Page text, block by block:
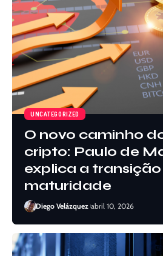
UNCATEGORIZED
O novo caminho
cripto: Paulo de
explica a
maturidade
Diego Velázquez abril 10, 2026